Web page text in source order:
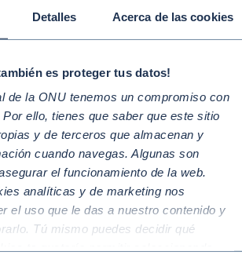
Detalles Acerca de las cookies
es proteger tus datos!
de la ONU tenemos un compromiso con
ello, tienes que saber que este sitio
y de terceros que almacenan y
cuando navegas. Algunas son
el funcionamiento de la web.
analíticas y de marketing nos
el uso que le das a nuestro contenido y
Tú mismo puedes decidir qué
puede interesar